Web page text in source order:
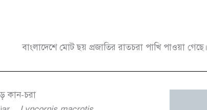
বাংলাদেশে মোট ছয় প্রজাতির রাতচরা পাখি পাওয়া গেছে।
কান-চরা